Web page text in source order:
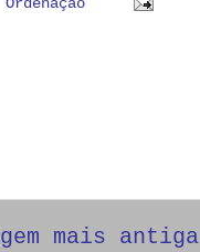
mais antiga